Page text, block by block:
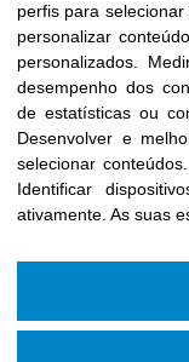
perfis para
personalizar
personalizados
desempenho dos
de estatísticas ou
Desenvolver e
selecionar conteúdos
Identificar
ativamente As suas